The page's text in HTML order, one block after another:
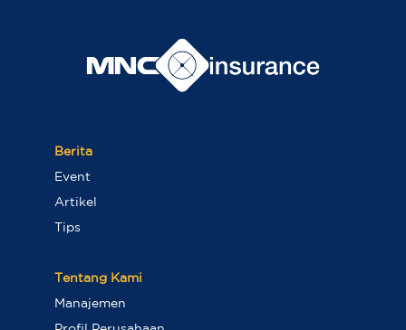
Berita
Event
Artikel
Tips
Tentang Kami
Manajemen